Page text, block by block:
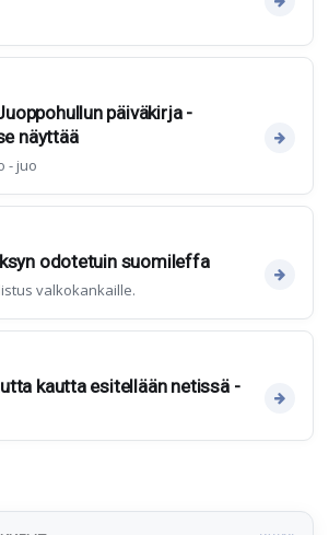
päiväkirja -
näyttää
- juo
odotetuin suomileffa
valkokankaille.
kautta esitellään netissä -